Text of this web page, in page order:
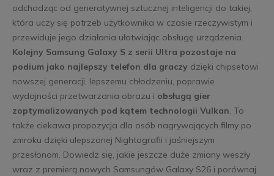
odchodząc od generatywnej sztucznej inteligencji do takiej,
która uczy się potrzeb użytkownika w czasie rzeczywistym i
przewiduje jego działania ułatwiając obsługę urządzenia.
Kolejny Samsung Galaxy S z serii Ultra pozostaje na
podium jako najlepszy telefon dla graczydzięki chipsetowi
nowszej generacji, lepszemu chłodzeniu, poprawie
wydajności przetwarzania obrazu i obsługą gier
zoptymalizowanych pod kątem technologii Vulkan. To
także ciekawa propozycja dla osób nagrywających filmy po
zmroku dzięki ulepszonej Nightografii i jaśniejszym
przesłonom. Dowiedz się, jakie jeszcze duże zmiany weszły
wraz z premierą nowych Samsungów Galaxy S26 i porównaj